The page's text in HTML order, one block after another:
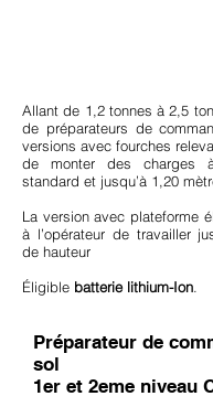
Allant de 1,2 tonnes à 2,5
de préparateurs de
versions avec fourches
de monter des charges
standard et jusqu’à 1,20
La version avec plateforme
à l’opérateur de travailler
de hauteur
Éligible batterie lithium-Ion.
Préparateur de
sol
1er et 2eme niveau